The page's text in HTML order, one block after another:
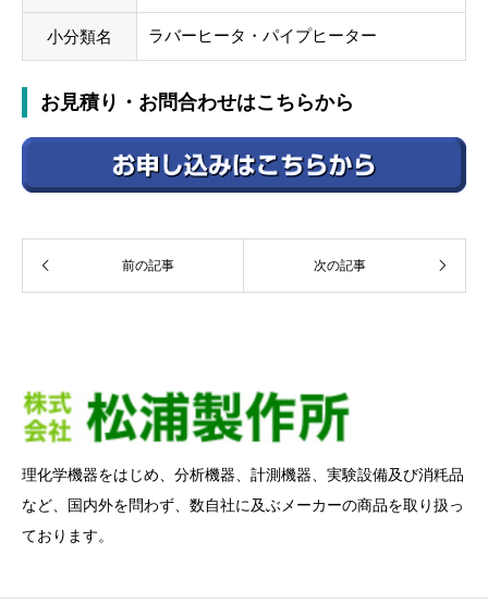
小分類名 ラバーヒータ・パイプヒーター
お見積り・お問合わせはこちらから
前の記事 次の記事
理化学機器をはじめ、分析機器、計測機器、実験設備及び消粍品
など、国内外を問わず、数自社に及ぶメーカーの商品を取り扱っ
ております。